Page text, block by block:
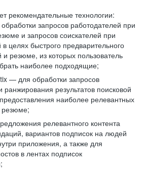
рекомендательные технологии:
запросов работодателей при
и запросов соискателей при
в целях быстрого предварительного
и резюме, из которых пользователь
наиболее подходящие;
— для обработки запросов
ранжирования результатов поисковой
наиболее релевантных
резюме;
релевантного контента
вариантов подписок на людей
приложения, а также для
в лентах подписок